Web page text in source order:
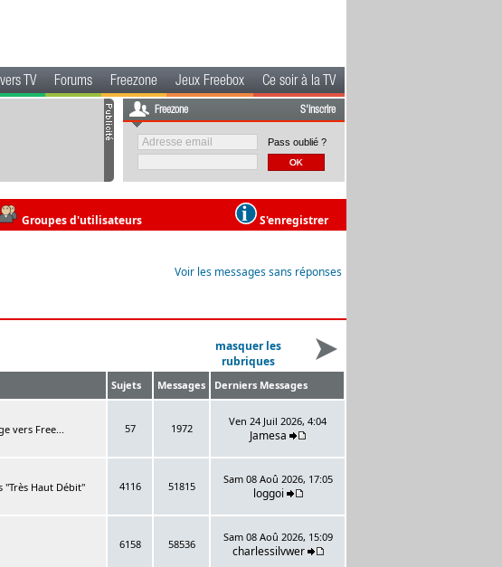
TV Forums Freezone Jeux Freebox Ce soir à la TV
Freezone S'inscrire
Pass oublié ?
Groupes d'utilisateurs S'enregistrer
Voir les messages sans réponses
masquer les
rubriques
Sujets Messages Derniers Messages
vers Free... 57 1972
Ven 24 Juil 2026, 4:04
Jamesa
"Très Haut Débit" 4116 51815
Sam 08 Aoû 2026, 17:05
loggoi
6158 58536
Sam 08 Aoû 2026, 15:09
charlessilvwer